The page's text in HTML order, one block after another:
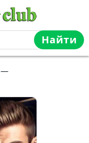
Найти
—